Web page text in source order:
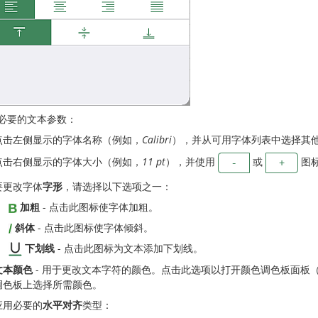
要的文本参数：
击左侧显示的字体名称（例如， Calibri），并从可用字体列表中选择其
击右侧显示的字体大小（例如， 11 pt），并使用 或
图
更改字体字形 ，请选择以下选项之一：
加粗 - 点击此图标使字体加粗。
斜体- 点击此图标使字体倾斜。
下划线 - 点击此图标为文本添加下划线。
本颜色- 用于更改文本字符的颜色。点击此选项以打开颜色调色板面板
色板上选择所需颜色。
用必要的水平对齐类型：